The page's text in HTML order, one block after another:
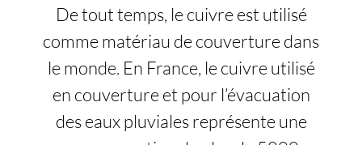
De tout temps, le cuivre est utilisé
comme matériau de couverture dans
le monde. En France, le cuivre utilisé
en couverture et pour l’évacuation
des eaux pluviales représente une